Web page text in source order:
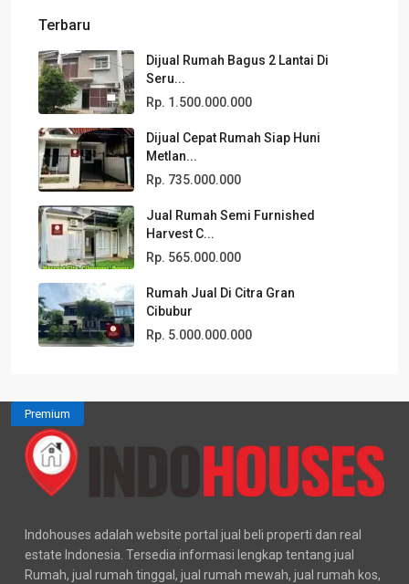
Terbaru
Dijual Rumah Bagus 2 Lantai Di
Seru...
Rp. 1.500.000.000
Dijual Cepat Rumah Siap Huni
Metlan...
Rp. 735.000.000
Jual Rumah Semi Furnished
Harvest C...
Rp. 565.000.000
Rumah Jual Di Citra Gran
Cibubur
Rp. 5.000.000.000
Premium
Indohouses adalah website portal jual beli properti dan real
estate Indonesia. Tersedia informasi lengkap tentang jual
Rumah, jual rumah tinggal, jual rumah mewah, jual rumah kos,